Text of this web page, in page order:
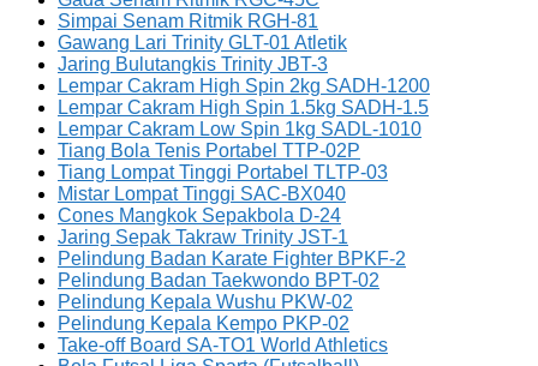
Simpai Senam Ritmik RGH-81
Gawang Lari Trinity GLT-01 Atletik
Jaring Bulutangkis Trinity JBT-3
Lempar Cakram High Spin 2kg SADH-1200
Lempar Cakram High Spin 1.5kg SADH-1.5
Lempar Cakram Low Spin 1kg SADL-1010
Tiang Bola Tenis Portabel TTP-02P
Tiang Lompat Tinggi Portabel TLTP-03
Mistar Lompat Tinggi SAC-BX040
Cones Mangkok Sepakbola D-24
Jaring Sepak Takraw Trinity JST-1
Pelindung Badan Karate Fighter BPKF-2
Pelindung Badan Taekwondo BPT-02
Pelindung Kepala Wushu PKW-02
Pelindung Kepala Kempo PKP-02
Take-off Board SA-TO1 World Athletics